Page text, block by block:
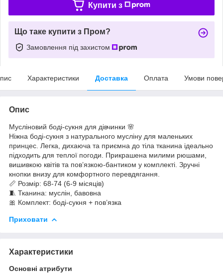
Купити з
Що таке купити з Пром?
Замовлення під захистом
Характеристики Доставка Оплата Умови
Опис
Мусліновий боді-сукня для дівчинки 🌸
Ніжна боді-сукня з натурального мусліну для маленьких
принцес. Легка, дихаюча та приємна до тіла тканина ідеально
підходить для теплої погоди. Прикрашена милими рюшами,
вишивкою квітів та пов’язкою-бантиком у комплекті. Зручні
кнопки внизу для комфортного перевдягання.
📏 Розмір: 68-74 (6-9 місяців)
🧵 Тканина: муслін, бавовна
🎀 Комплект: боді-сукня + пов’язка
Приховати
Характеристики
Основні атрибути